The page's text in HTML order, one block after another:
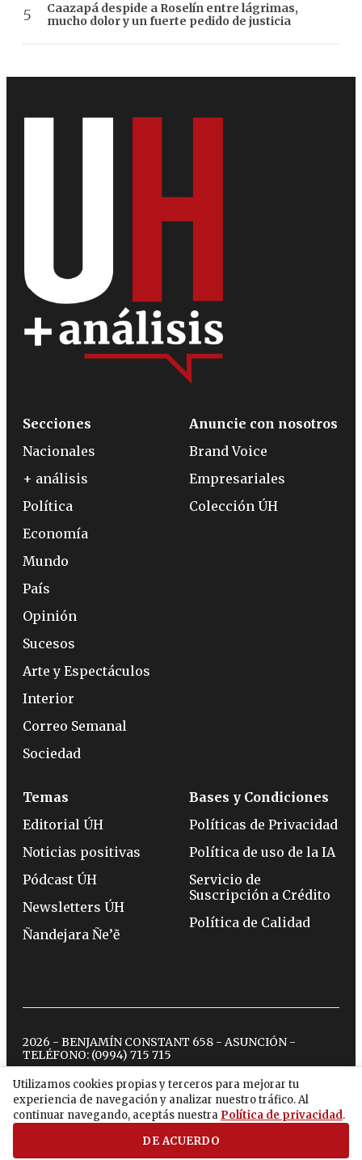
Caazapá despide a Roselín entre lágrimas,
mucho dolor y un fuerte pedido de justicia
Utilizamos cookies propias y terceros para mejorar tu
experiencia de navegación y analizar nuestro tráfico. Al
continuar navegando, aceptás nuestra Política de privacidad.
DE ACUERDO
Secciones
Nacionales
+ análisis
Política
Economía
Mundo
País
Opinión
Sucesos
Arte y Espectáculos
Interior
Correo Semanal
Sociedad
Anuncie con nosotros
Brand Voice
Empresariales
Colección ÚH
Temas
Editorial ÚH
Noticias positivas
Pódcast ÚH
Newsletters ÚH
Ñandejara Ñe’ẽ
Bases y Condiciones
Políticas de Privacidad
Política de uso de la IA
Servicio de
Suscripción a Crédito
Política de Calidad
2026 - BENJAMÍN CONSTANT 658 - ASUNCIÓN -
TELÉFONO: (0994) 715 715
twitterinstagram
facebook
tiktokyoutubespotify